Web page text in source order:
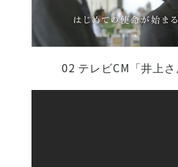
02 テレビCM「井上